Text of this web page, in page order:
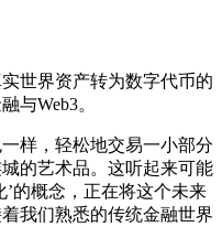
世界资产转为数字代币的
与Web3。
样，轻松地交易一小部分
的艺术品。这听起来可能
的概念，正在将这个未来
我们熟悉的传统金融世界